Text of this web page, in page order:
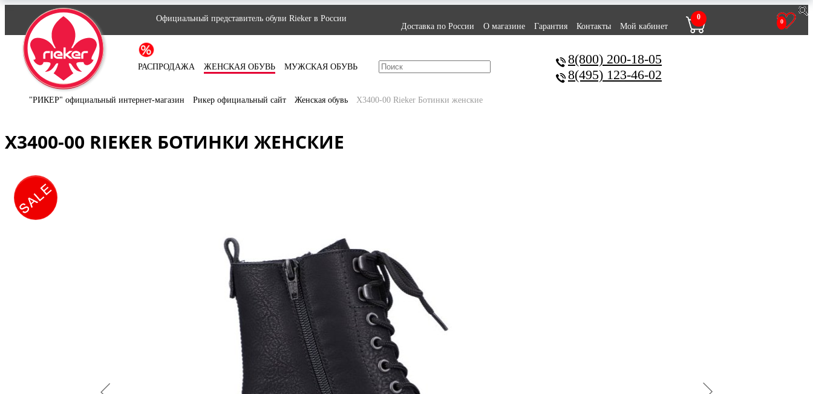
0
0
Официальный представитель обуви Rieker в России
Доставка по России
О магазине Гарантия Контакты Мой кабинет
РАСПРОДАЖА ЖЕНСКАЯ ОБУВЬ МУЖСКАЯ ОБУВЬ
8(800) 200-18-05
8(495) 123-46-02
"РИКЕР" официальный интернет-магазин Рикер официальный сайт Женская обувь X3400-00 Rieker Ботинки женские
X3400-00 RIEKER БОТИНКИ ЖЕНСКИЕ